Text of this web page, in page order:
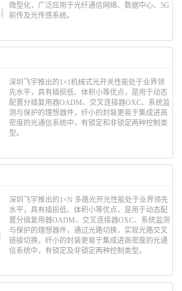
微型化​​，广泛应用于光纤通信网络、数据中心、5G
前传及光传感系统。
深圳飞宇推出的1×1机械式光开关性能处于业界领
先水平，具有插损低、体积小等优点，是用于动态
配置分插复用器OADM、交叉连接器OXC、系统监
测与保护的理想器件，纤小的封装更易于集成进高
密度的光通信系统中，有锁定和非锁定两种控制类
型。
深圳飞宇推出的1×N 多路光开光性能处于业界领先
水平，具有插损低、体积小等优点，是用于动态配
置分插复用器OADM、交叉连接器OXC、系统监测
与保护的理想器件，通过光路切换，实现光路交叉
链接切换，纤小的封装更易于集成进高密度的光通
信系统中，有锁定及非锁定两种控制类型。